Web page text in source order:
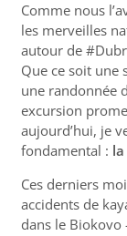
Comme nous
les merveilles
autour de
Que ce soit une
une randonnée
excursion
aujourd’hui, je
fondamental :
Ces derniers
accidents de
dans le